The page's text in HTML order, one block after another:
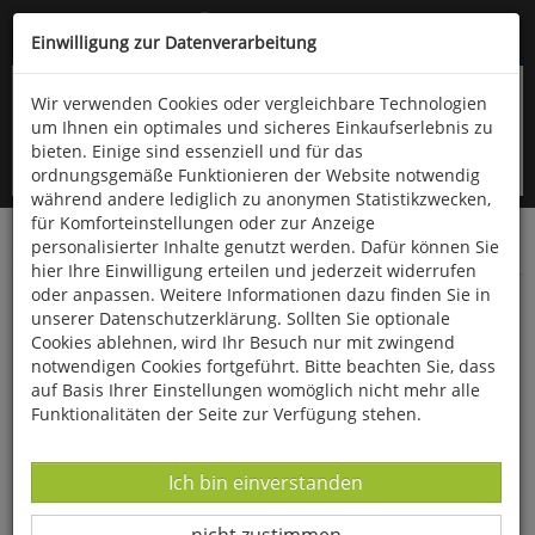
Kompletten Head der Seite überspringen
oder (06766) 9323-960
Startseite Bücher Psychologie
Mein Wendepunkt
Einwilligung zur Datenverarbeitung
Wir verwenden Cookies oder vergleichbare Technologien
um Ihnen ein optimales und sicheres Einkaufserlebnis zu
bieten. Einige sind essenziell und für das
ordnungsgemäße Funktionieren der Website notwendig
während andere lediglich zu anonymen Statistikzwecken,
für Komforteinstellungen oder zur Anzeige
personalisierter Inhalte genutzt werden. Dafür können Sie
hier Ihre Einwilligung erteilen und jederzeit widerrufen
oder anpassen. Weitere Informationen dazu finden Sie in
unserer Datenschutzerklärung. Sollten Sie optionale
Cookies ablehnen, wird Ihr Besuch nur mit zwingend
notwendigen Cookies fortgeführt. Bitte beachten Sie, dass
auf Basis Ihrer Einstellungen womöglich nicht mehr alle
Funktionalitäten der Seite zur Verfügung stehen.
Datenverarbeitung -
Ich bin einverstanden